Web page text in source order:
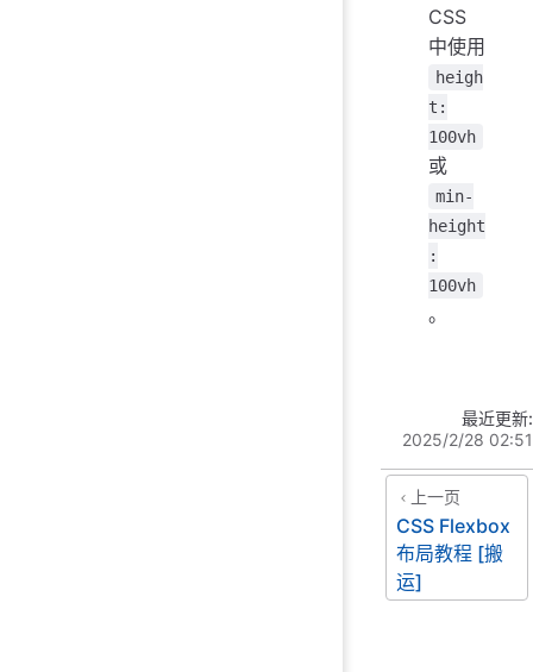
CSS
中使用
heigh
t:
100vh
或
min-
height
:
100vh
。
最近更新:
2025/2/28 02:51
上一页
CSS Flexbox
布局教程 [搬
运]